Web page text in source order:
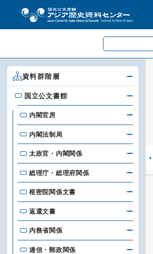
資料群階層
国立公文書館
国立公文書館
内閣官房
内閣法制局
太政官・内閣関係
総理庁・総理府関係
枢密院関係文書
返還文書
内務省関係
逓信・郵政関係